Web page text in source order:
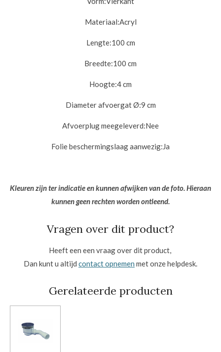
Materiaal:Acryl
Lengte:100 cm
Breedte:100 cm
Hoogte:4 cm
Diameter afvoergat Ø:9 cm
Afvoerplug meegeleverd:Nee
Folie beschermingslaag aanwezig:Ja
Kleuren zijn ter indicatie en kunnen afwijken van de foto. Hieraan
kunnen geen rechten worden ontleend.
Vragen over dit product?
Heeft een een vraag over dit product,
Dan kunt u altijd contact opnemen met onze helpdesk.
Gerelateerde producten